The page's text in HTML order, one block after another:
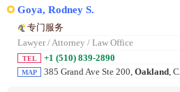
Goya, Rodney S.
专门服务
Lawyer / Attorney / Law Office
TEL +1 (510) 839-2890
MAP 385 Grand Ave Ste 200, Oakland,